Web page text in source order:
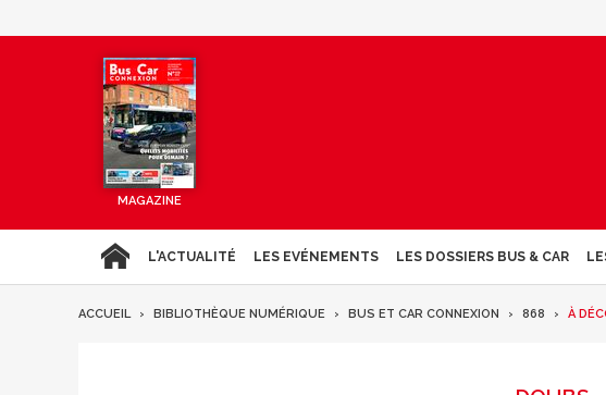
MAGAZINE
L'ACTUALITÉ LES EVÉNEMENTS LES DOSSIERS BUS & CAR
ACCUEIL BIBLIOTHÈQUE NUMÉRIQUE BUS ET CAR CONNEXION 868 À